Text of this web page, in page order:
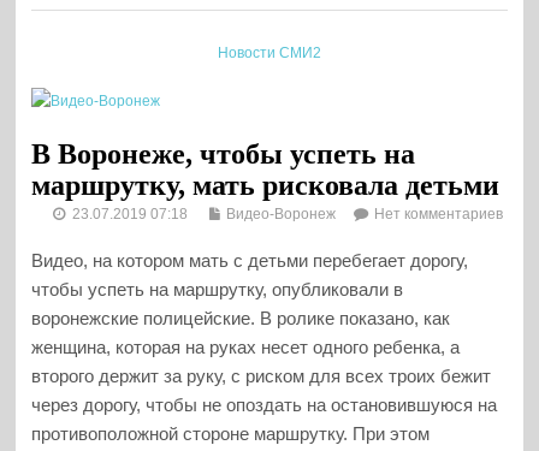
Новости СМИ2
В Воронеже, чтобы успеть на
маршрутку, мать рисковала детьми
23.07.2019 07:18 Видео-Воронеж Нет комментариев
Видео, на котором мать с детьми перебегает дорогу,
чтобы успеть на маршрутку, опубликовали в
воронежские полицейские. В ролике показано, как
женщина, которая на руках несет одного ребенка, а
второго держит за руку, с риском для всех троих бежит
через дорогу, чтобы не опоздать на остановившуюся на
противоположной стороне маршрутку. При этом